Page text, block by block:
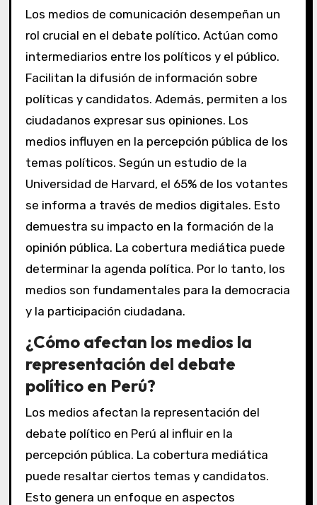
Los medios de comunicación desempeñan un
rol crucial en el debate político. Actúan como
intermediarios entre los políticos y el público.
Facilitan la difusión de información sobre
políticas y candidatos. Además, permiten a los
ciudadanos expresar sus opiniones. Los
medios influyen en la percepción pública de los
temas políticos. Según un estudio de la
Universidad de Harvard, el 65% de los votantes
se informa a través de medios digitales. Esto
demuestra su impacto en la formación de la
opinión pública. La cobertura mediática puede
determinar la agenda política. Por lo tanto, los
medios son fundamentales para la democracia
y la participación ciudadana.
¿Cómo afectan los medios la
representación del debate
político en Perú?
Los medios afectan la representación del
debate político en Perú al influir en la
percepción pública. La cobertura mediática
puede resaltar ciertos temas y candidatos.
Esto genera un enfoque en aspectos